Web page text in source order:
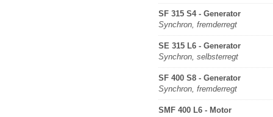
SF 315 S4 - Generator
Synchron, fremderregt
SE 315 L6 - Generator
Synchron, selbsterregt
SF 400 S8 - Generator
Synchron, fremderregt
SMF 400 L6 - Motor